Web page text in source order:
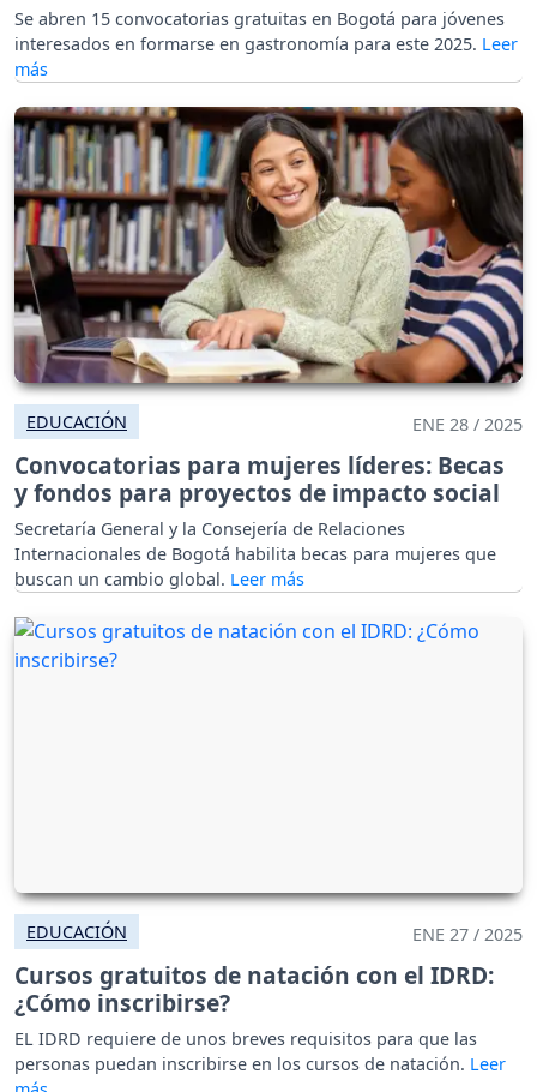
Se abren 15 convocatorias gratuitas en Bogotá para jóvenes
interesados en formarse en gastronomía para este 2025.
EDUCACIÓN ENE 28 / 2025
Convocatorias para mujeres líderes: Becas
y fondos para proyectos de impacto social
Secretaría General y la Consejería de Relaciones
Internacionales de Bogotá habilita becas para mujeres que
buscan un cambio global.
EDUCACIÓN ENE 27 / 2025
Cursos gratuitos de natación con el IDRD:
¿Cómo inscribirse?
EL IDRD requiere de unos breves requisitos para que las
personas puedan inscribirse en los cursos de natación.